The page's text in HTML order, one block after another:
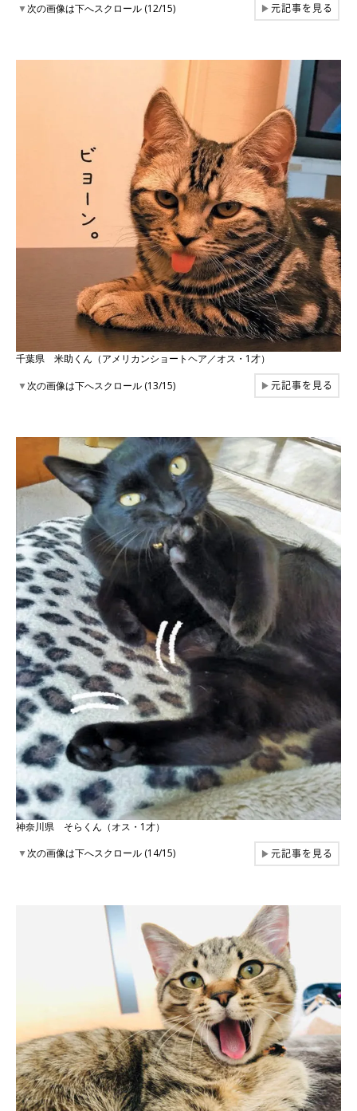
▼次の画像は下へスクロール (12/15) ▶元記事を見る
千葉県 米助くん（アメリカンショートヘア／オス・1才）
▼次の画像は下へスクロール (13/15) ▶元記事を見る
神奈川県 そらくん（オス・1才）
▼次の画像は下へスクロール (14/15) ▶元記事を見る